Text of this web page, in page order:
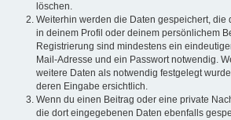
löschen.
Weiterhin werden die Daten gespeichert, die
in deinem Profil oder deinem persönlichem
Registrierung sind mindestens ein
Mail-Adresse und ein Passwort notwendig.
weitere Daten als notwendig festgelegt
deren Eingabe ersichtlich.
Wenn du einen Beitrag oder eine private
die dort eingegebenen Daten ebenfalls